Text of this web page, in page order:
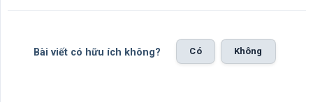
Bài viết có hữu ích không? Có Không